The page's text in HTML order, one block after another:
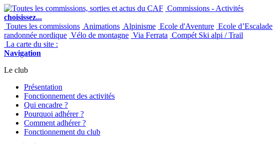
Commissions - Activités
choisissez...
Toutes les commissions Animations Alpinisme Ecole d'Aventure Ecole d’Escalade
randonnée nordique Vélo de montagne Via Ferrata Compét Ski alpi / Trail
La carte du site :
Navigation
Le club
Présentation
Fonctionnement des activités
Qui encadre ?
Pourquoi adhérer ?
Comment adhérer ?
Fonctionnement du club